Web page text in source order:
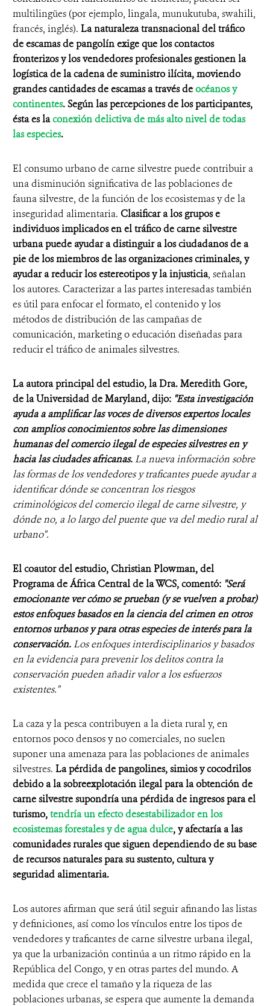
multilingües (por ejemplo, lingala, munukutuba, swahili,
francés, inglés). La naturaleza transnacional del tráfico
de escamas de pangolín exige que los contactos
fronterizos y los vendedores profesionales gestionen la
logística de la cadena de suministro ilícita, moviendo
grandes cantidades de escamas a través deocéanos y
continentes. Según las percepciones de los participantes,
ésta es laconexión delictiva de más alto nivel de todas
las especies.
El consumo urbano de carne silvestre puede contribuir a
una disminución significativa de las poblaciones de
fauna silvestre, de la función de los ecosistemas y de la
inseguridad alimentaria. Clasificar a los grupos e
individuos implicados en el tráfico de carne silvestre
urbana puede ayudar a distinguir a los ciudadanos de a
pie de los miembros de las organizaciones criminales, y
ayudar a reducir los estereotipos y la injusticia, señalan
los autores. Caracterizar a las partes interesadas también
es útil para enfocar el formato, el contenido y los
métodos de distribución de las campañas de
comunicación, marketing o educación diseñadas para
reducir el tráfico de animales silvestres.
La autora principal del estudio, la Dra. Meredith Gore,
de la Universidad de Maryland, dijo: "Esta investigación
ayuda a amplificar las voces de diversos expertos locales
con amplios conocimientos sobre las dimensiones
humanas del comercio ilegal de especies silvestres en y
hacia las ciudades africanas. La nueva información sobre
las formas de los vendedores y traficantes puede ayudar a
identificar dónde se concentran los riesgos
criminológicos del comercio ilegal de carne silvestre, y
dónde no, a lo largo del puente que va del medio rural al
urbano".
El coautor del estudio, Christian Plowman, del
Programa de África Central de la WCS, comentó: "Será
emocionante ver cómo se prueban (y se vuelven a probar)
estos enfoques basados en la ciencia del crimen en otros
entornos urbanos y para otras especies de interés para la
conservación. Los enfoques interdisciplinarios y basados
en la evidencia para prevenir los delitos contra la
conservación pueden añadir valor a los esfuerzos
existentes."
La caza y la pesca contribuyen a la dieta rural y, en
entornos poco densos y no comerciales, no suelen
suponer una amenaza para las poblaciones de animales
silvestres. La pérdida de pangolines, simios y cocodrilos
debido a la sobreexplotación ilegal para la obtención de
carne silvestre supondría una pérdida de ingresos para el
turismo,tendría un efecto desestabilizador en los
ecosistemas forestales y de agua dulce, y afectaría a las
comunidades rurales que siguen dependiendo de su base
de recursos naturales para su sustento, cultura y
seguridad alimentaria.
Los autores afirman que será útil seguir afinando las listas
y definiciones, así como los vínculos entre los tipos de
vendedores y traficantes de carne silvestre urbana ilegal,
ya que la urbanización continúa a un ritmo rápido en la
República del Congo, y en otras partes del mundo. A
medida que crece el tamaño y la riqueza de las
poblaciones urbanas, se espera que aumente la demanda